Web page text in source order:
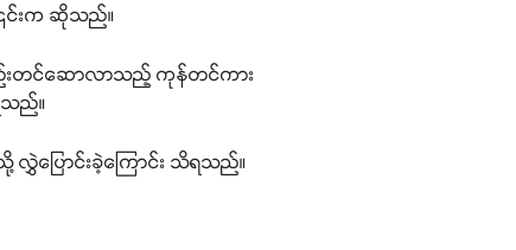
င်းက ဆိုသည်။
းတင်ဆောလာသည့် ကုန်တင်ကား
သည်။
ြောင်းခဲ့ကြောင်း သိရသည်။